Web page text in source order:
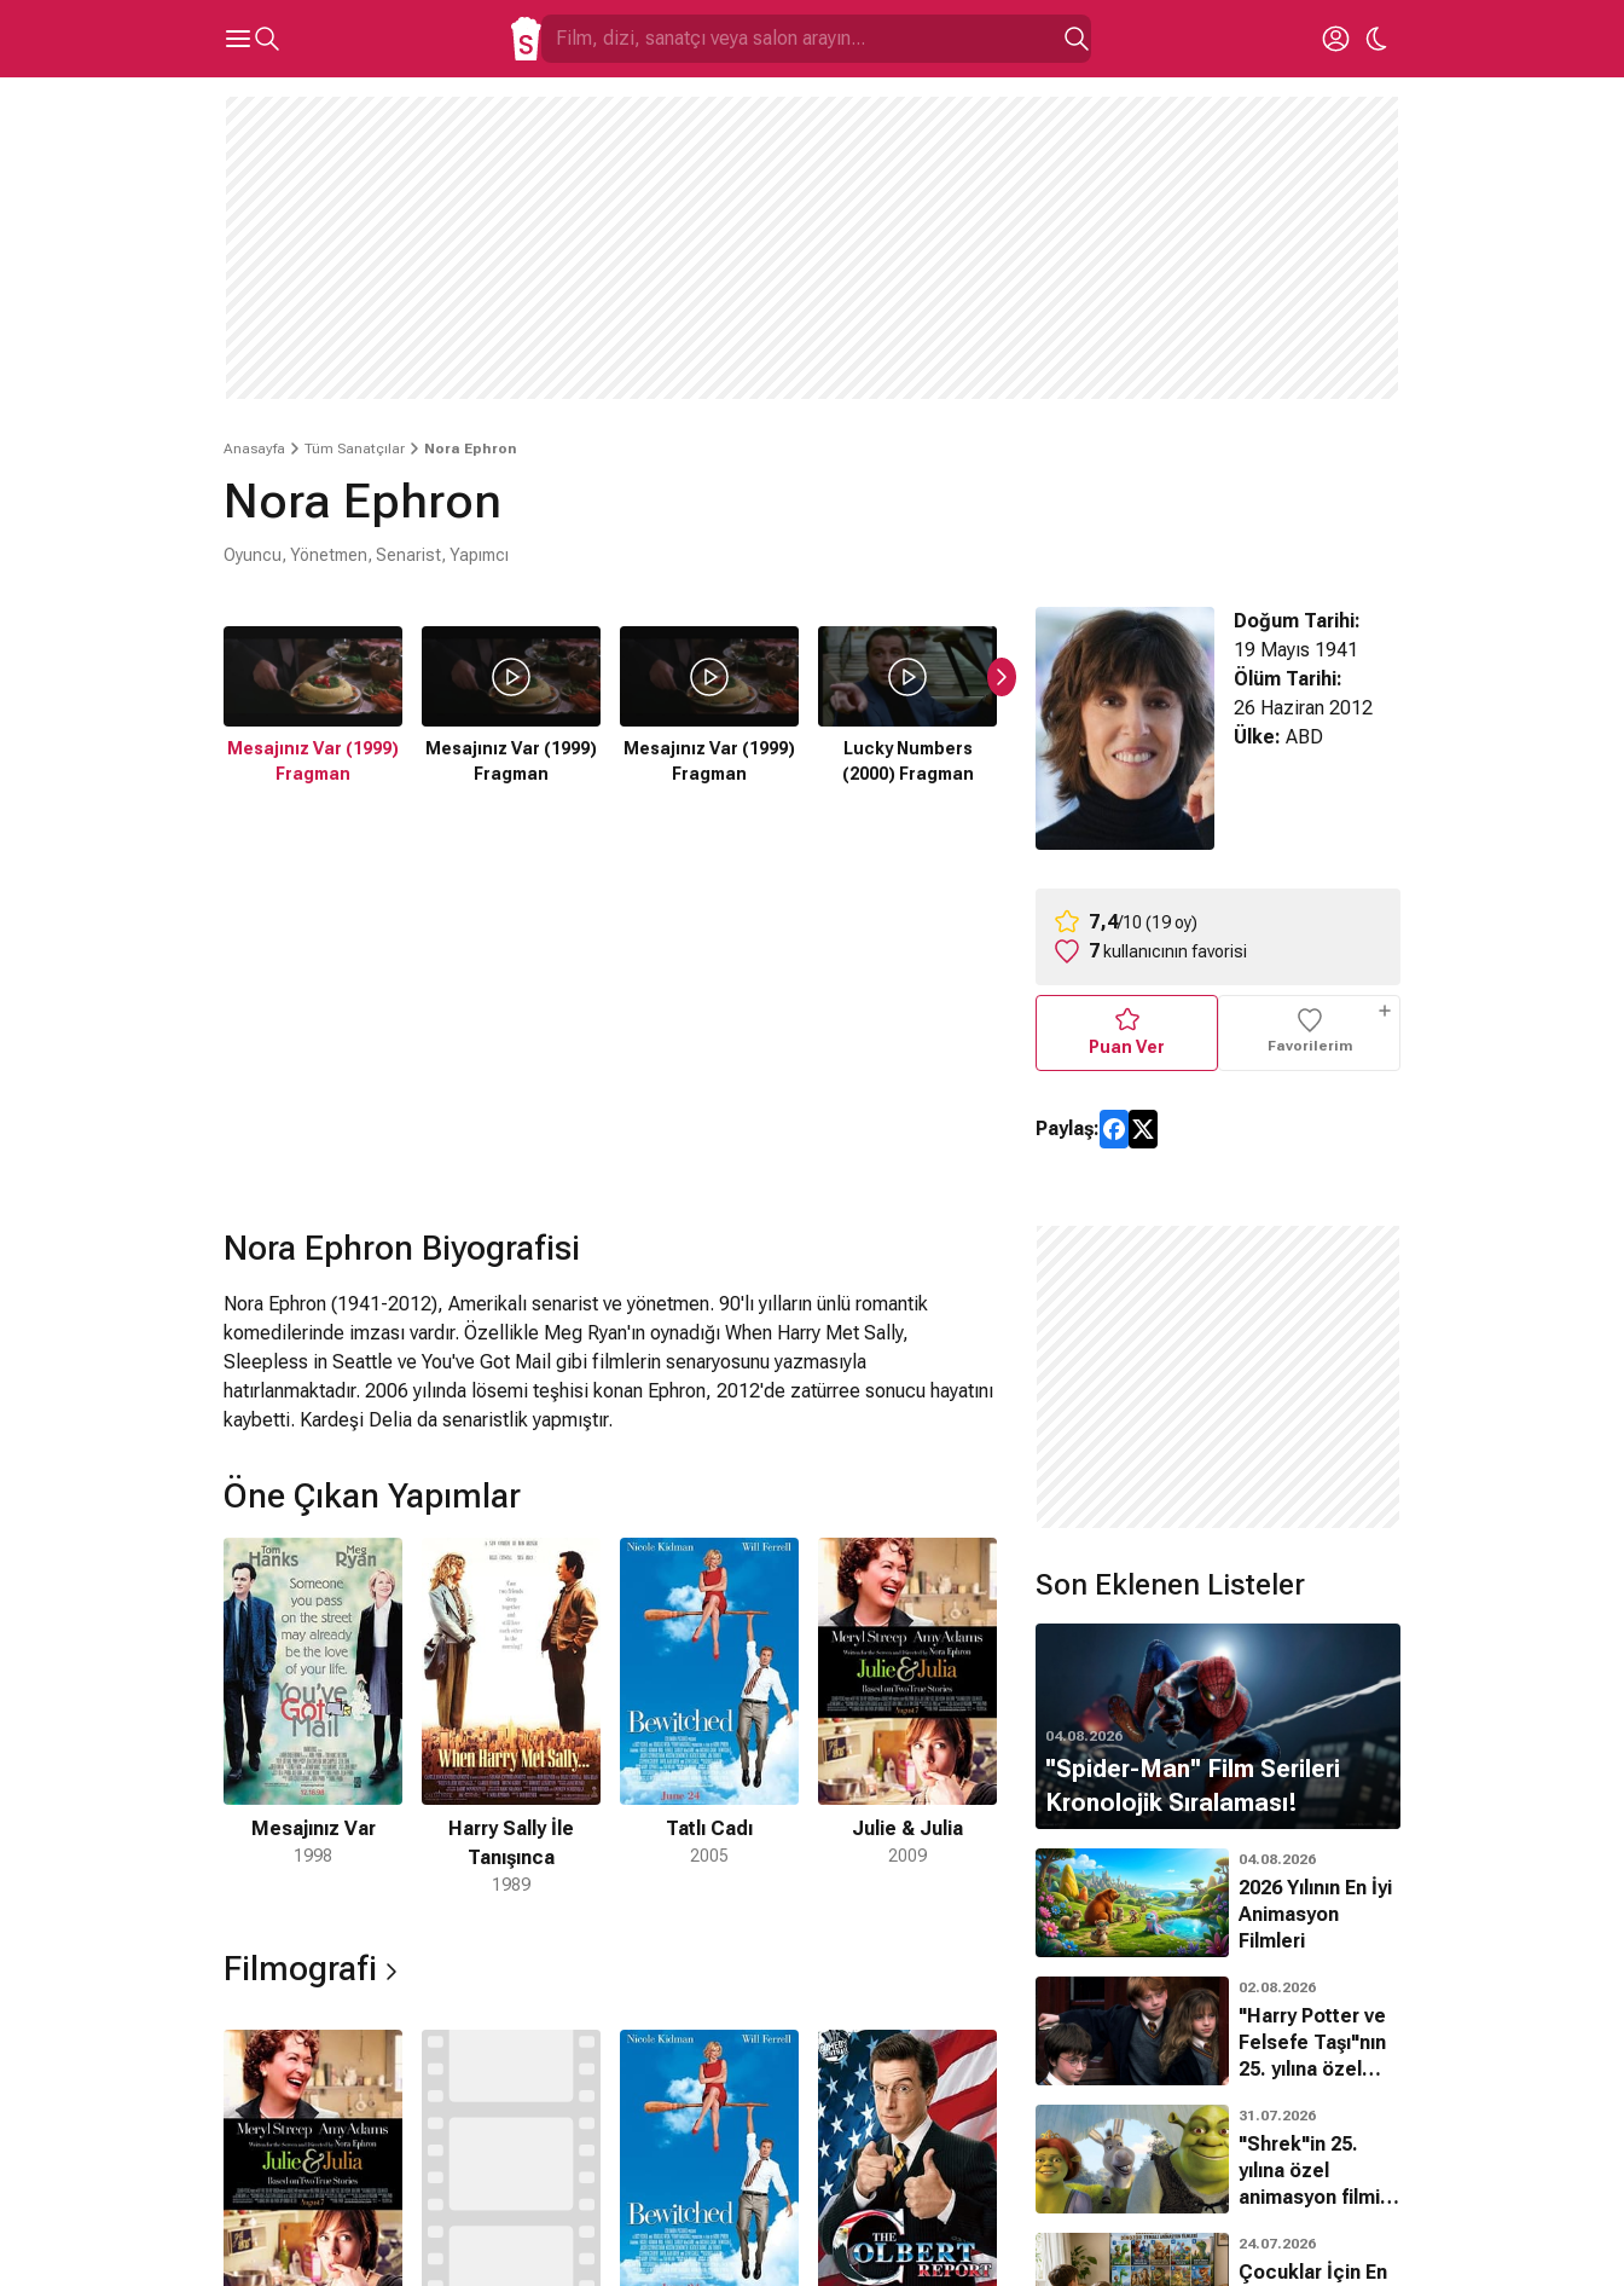
Anasayfa Tüm Sanatçılar Nora Ephron
Nora Ephron
Oyuncu, Yönetmen, Senarist, Yapımcı
Mesajınız Var (1999)
Fragman
Mesajınız Var (1999)
Fragman
Mesajınız Var (1999)
Fragman
Lucky Numbers
(2000) Fragman
Lucky Numbers
(2000) Fragman
When Harry Met Sally
(1989) Fragman
Doğum Tarihi:
19 Mayıs 1941
Ölüm Tarihi:
26 Haziran 2012
Ülke: ABD
7,4/10 (19 oy)
7 kullanıcının favorisi
Puan Ver Favorilerim
Paylaş:
Nora Ephron Biyografisi
Nora Ephron (1941-2012), Amerikalı senarist ve yönetmen. 90'lı yılların ünlü romantik
komedilerinde imzası vardır. Özellikle Meg Ryan'ın oynadığı When Harry Met Sally,
Sleepless in Seattle ve You've Got Mail gibi filmlerin senaryosunu yazmasıyla
hatırlanmaktadır. 2006 yılında lösemi teşhisi konan Ephron, 2012'de zatürree sonucu hayatını
kaybetti. Kardeşi Delia da senaristlik yapmıştır.
Öne Çıkan Yapımlar
Mesajınız Var
1998
Harry Sally İle
Tanışınca
1989
Tatlı Cadı
2005
Julie & Julia
2009
Filmografi
Son Eklenen Listeler
04.08.2026
''Spider-Man'' Film Serileri
Kronolojik Sıralaması!
04.08.2026
2026 Yılının En İyi
Animasyon
Filmleri
02.08.2026
"Harry Potter ve
Felsefe Taşı"nın
25. yılına özel
bilinmeyenleri!
31.07.2026
"Shrek"in 25.
yılına özel
animasyon filmin
24.07.2026
Çocuklar İçin En